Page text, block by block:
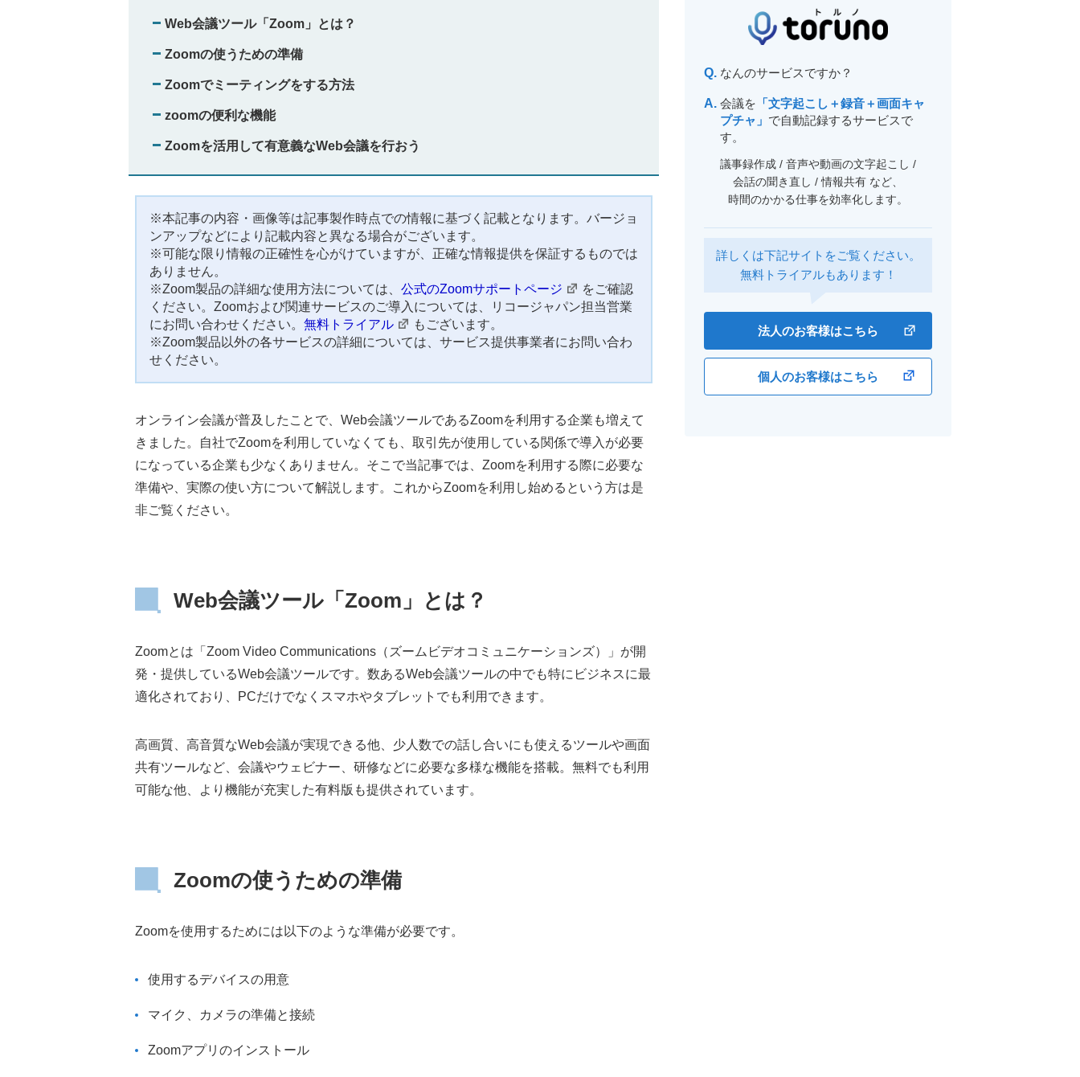
Web会議ツール「Zoom」とは？
Zoomの使うための準備
Zoomでミーティングをする方法
zoomの便利な機能
Zoomを活用して有意義なWeb会議を行おう
※本記事の内容・画像等は記事製作時点での情報に基づく記載となります。バージョ
ンアップなどにより記載内容と異なる場合がございます。
※可能な限り情報の正確性を心がけていますが、正確な情報提供を保証するものでは
ありません。
※Zoom製品の詳細な使用方法については、 公式のZoomサポートページ
をご確認
ください。Zoomおよび関連サービスのご導入については、リコージャパン担当営業
にお問い合わせください。 無料トライアル
もございます。
※Zoom製品以外の各サービスの詳細については、サービス提供事業者にお問い合わ
せください。
オンライン会議が普及したことで、Web会議ツールであるZoomを利用する企業も増えて
きました。自社でZoomを利用していなくても、取引先が使用している関係で導入が必要
になっている企業も少なくありません。そこで当記事では、Zoomを利用する際に必要な
準備や、実際の使い方について解説します。これからZoomを利用し始めるという方は是
非ご覧ください。
Web会議ツール「Zoom」とは？
Zoomとは「Zoom Video Communications（ズームビデオコミュニケーションズ）」が開
発・提供しているWeb会議ツールです。数あるWeb会議ツールの中でも特にビジネスに最
適化されており、PCだけでなくスマホやタブレットでも利用できます。
高画質、高音質なWeb会議が実現できる他、少人数での話し合いにも使えるツールや画面
共有ツールなど、会議やウェビナー、研修などに必要な多様な機能を搭載。無料でも利用
可能な他、より機能が充実した有料版も提供されています。
Zoomの使うための準備
Zoomを使用するためには以下のような準備が必要です。
使用するデバイスの用意
マイク、カメラの準備と接続
Zoomアプリのインストール
Q. なんのサービスですか？
A. 会議を 「文字起こし＋録音＋画面キャ
プチャ」 で自動記録するサービスで
す。
議事録作成 / 音声や動画の文字起こし /
会話の聞き直し / 情報共有 など、
時間のかかる仕事を効率化します。
詳しくは下記サイトをご覧ください。
無料トライアルもあります！
法人のお客様はこちら
個人のお客様はこちら